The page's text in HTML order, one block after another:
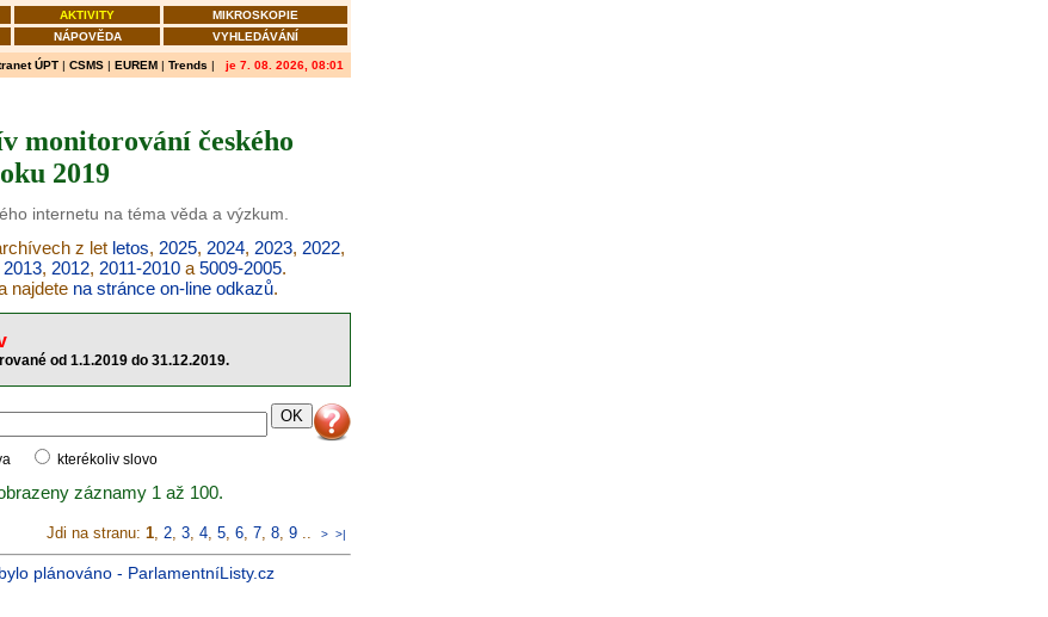
AKTIVITY
MIKROSKOPIE
NÁPOVĚDA VYHLEDÁVÁNÍ
ÚPT | CSMS | EUREM | Trends | je 7. 08. 2026, 08:01
monitorování českého
2019
internetu na téma věda a výzkum.
z let letos, 2025, 2024, 2023, 2022,
2013, 2012, 2011-2010a 5009-2005.
najdete na stránce on-line odkazů.
od 1.1.2019 do 31.12.2019.
kterékoliv slovo
záznamy 1 až 100.
Jdi na stranu: 1, 2, 3, 4, 5, 6, 7, 8, 9 .. > >|
plánováno - ParlamentníListy.cz